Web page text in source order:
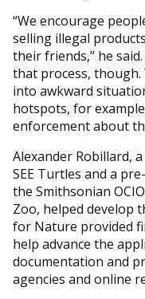
“We encourage
selling illegal
their friends,” he
that process,
into awkward
hotspots, for
enforcement about
Alexander Robillard,
SEE Turtles and a
the Smithsonian
Zoo, helped develop
for Nature provided
help advance the
documentation and
agencies and online